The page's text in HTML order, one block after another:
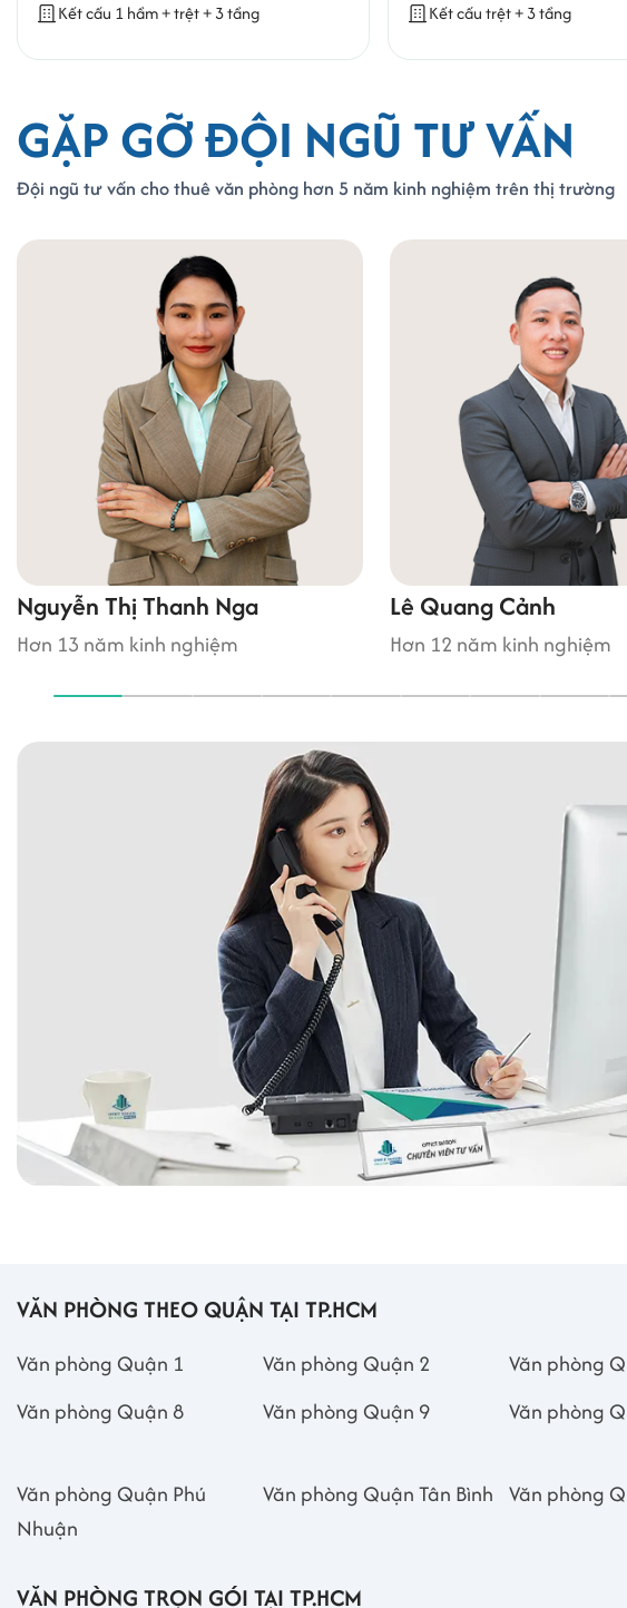
Kết cấu 1 hầm + trệt + 3 tầng Kết cấu trệt + 3 tầng
GẶP GỠ ĐỘI NGŨ TƯ VẤN
Đội ngũ tư vấn cho thuê văn phòng hơn 5 năm kinh nghiệm trên thị trường
Nguyễn Thị Thanh Nga
Hơn 13 năm kinh nghiệm
Lê Quang Cảnh
Hơn 12 năm kinh nghiệm
VĂN PHÒNG THEO QUẬN TẠI TP.HCM
Văn phòng Quận 1 Văn phòng Quận 2 Văn phòng
Văn phòng Quận 8
Văn phòng Quận 9 Văn phòng
Văn phòng Quận Phú
Nhuận
Văn phòng Quận Tân Bình Văn phòng
VĂN PHÒNG TRỌN GÓI TẠI TP.HCM